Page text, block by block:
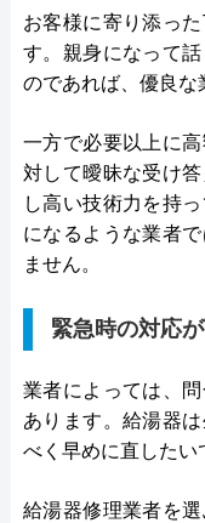
お客様に寄り添っ
す。親身になって
のであれば、優良な
一方で必要以上に
対して曖昧な受け
し高い技術力を持
になるような業者
ません。
緊急時の対応
業者によっては、
あります。給湯器
べく早めに直したい
給湯器修理業者を